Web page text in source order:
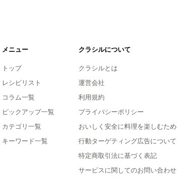
メニュー
トップ
レシピリスト
コラム一覧
ピックアップ一覧
カテゴリ一覧
キーワード一覧
クラシルについて
クラシルとは
運営会社
利用規約
プライバシーポリシー
おいしく安全に料理を楽しむため
行動ターゲティング広告について
特定商取引法に基づく表記
サービスに関してのお問い合わせ